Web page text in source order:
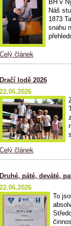
BH v
Náš
1873
snahu
Celý článek
Dračí lodě 2026
22.06.2026
Celý článek
Druhé, páté, deváté,
22.06.2026
To